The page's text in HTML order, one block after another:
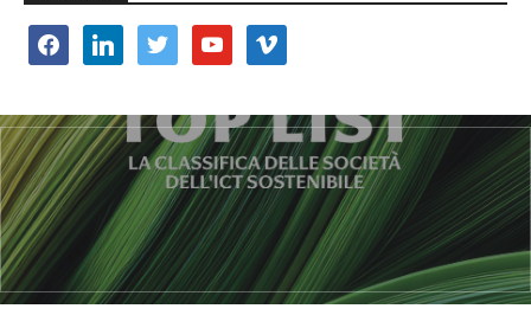
facebooklinkedin twitter youtube vimeo